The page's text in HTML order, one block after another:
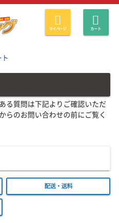
マイページ カート
る質問は下記よりご確認いただ
らのお問い合わせの前にご覧く
配送・送料